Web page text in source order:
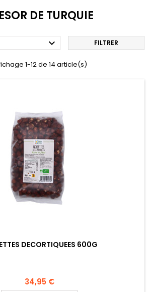
DE TURQUIE
 FILTRER
1-12 de 14 article(s)
DECORTIQUEES 600G
34,95 €